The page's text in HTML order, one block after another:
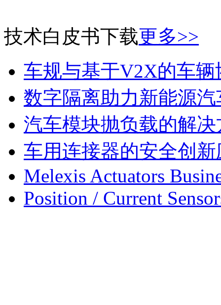
技术白皮书下载更多>>
车规与基于V2X的车
数字隔离助力新能源
汽车模块抛负载的解决
车用连接器的安全创新
Melexis Actuators
Position / Current